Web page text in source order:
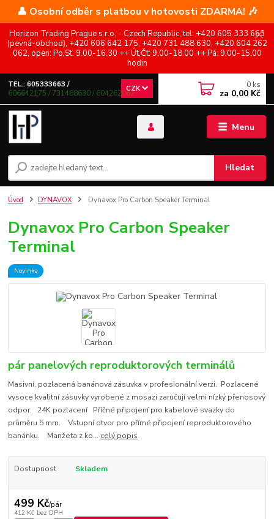
👤 Osobní odběr s platbou v hotovosti ZDARMA! 🎶
Horizon Trading Prague s.r.o. - Czech Republic, tel: +420 605 333 663
(pevná-obchod), +420 606 642 175, +420 731 488 630, +420 604 262
062, open: Po,St: 9.00-16.30 ++ Út,Čt: 9.00-18.00 ++ Pá: 9.00-15.00
hodin
Menu
CZK
Hledat
TEL.: 605333663 /
606642175 / 731488630 / 604262062
0 ks
za 0,00 Kč
Úvod DYNAVOX Dynavox Pro Carbon Speaker Terminal
Dynavox Pro Carbon Speaker
Terminal
Novinka
pár panelových reproduktorových terminálů
Masivní, pozlacená banánová zásuvka v profesionální verzi. Pozlacené
vysoce kvalitní zásuvky vyrobené z mosazi zaručují velmi nízký přenosový
odpor. 24K pozlacení Příčné připojení pro kabelové svazky do
průměru 5 mm. Vstupní otvor pro přímé připojení reproduktorového
banánku. Manžeta z ko... celý popis
Dostupnost Skladem
499 Kč/pár
412 Kč bez DPH